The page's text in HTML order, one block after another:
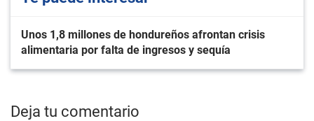
Unos 1,8 millones de hondureños afrontan crisis
alimentaria por falta de ingresos y sequía
Deja tu comentario